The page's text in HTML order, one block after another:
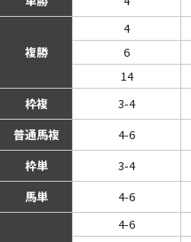
複勝
4
6
14
枠複
3-4
普通馬複
4-6
枠単
3-4
馬単
4-6
4-6